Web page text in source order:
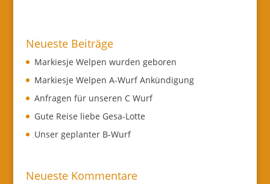
Neueste Beiträge
Markiesje Welpen wurden geboren
Markiesje Welpen A-Wurf Ankündigung
Anfragen für unseren C Wurf
Gute Reise liebe Gesa-Lotte
Unser geplanter B-Wurf
Neueste Kommentare